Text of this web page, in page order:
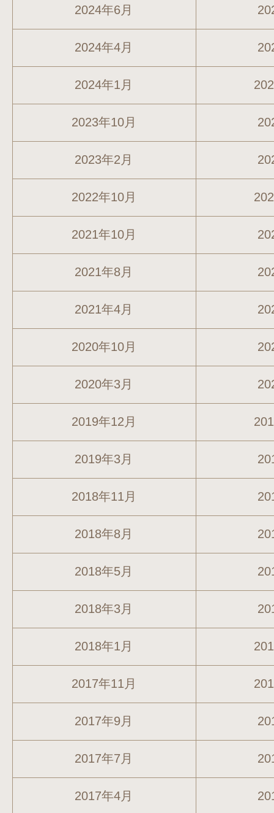
2024年6月
2024年4月
2024年1月
2023年10月
2023年2月
2022年10月
2021年10月
2021年8月
2021年4月
2020年10月
2020年3月
2019年12月
2019年3月
2018年11月
2018年8月
2018年5月
2018年3月
2018年1月
2017年11月
2017年9月
2017年7月
2017年4月